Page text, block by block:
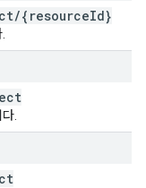
/{resourceId}
.